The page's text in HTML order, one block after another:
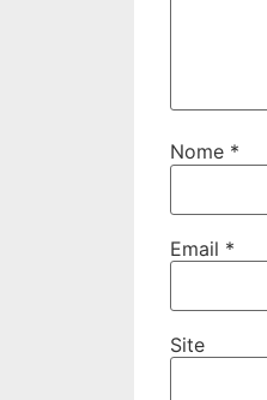
Nome *
Email *
Site